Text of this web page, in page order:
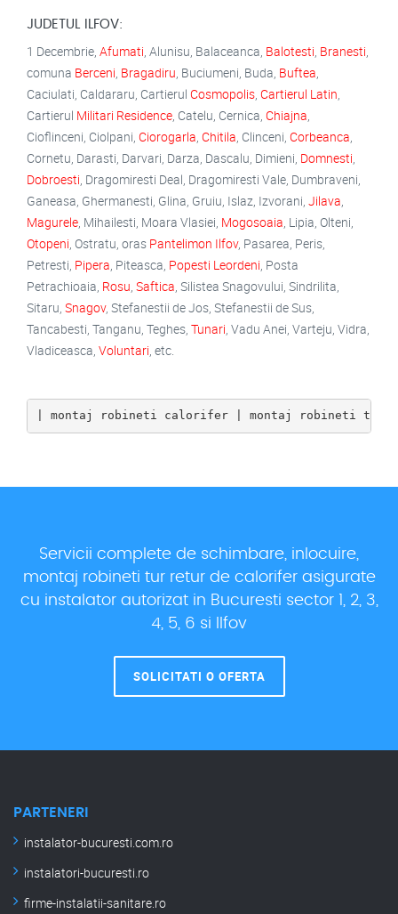
JUDETUL ILFOV:
1 Decembrie, Afumati, Alunisu, Balaceanca, Balotesti, Branesti,
comuna Berceni, Bragadiru, Buciumeni, Buda, Buftea,
Caciulati, Caldararu, Cartierul Cosmopolis, Cartierul Latin,
Cartierul Militari Residence, Catelu, Cernica, Chiajna,
Cioflinceni, Ciolpani, Ciorogarla, Chitila, Clinceni, Corbeanca,
Cornetu, Darasti, Darvari, Darza, Dascalu, Dimieni, Domnesti,
Dobroesti, Dragomiresti Deal, Dragomiresti Vale, Dumbraveni,
Ganeasa, Ghermanesti, Glina, Gruiu, Islaz, Izvorani, Jilava,
Magurele, Mihailesti, Moara Vlasiei, Mogosoaia, Lipia, Olteni,
Otopeni, Ostratu, oras Pantelimon Ilfov, Pasarea, Peris,
Petresti, Pipera, Piteasca, Popesti Leordeni, Posta
Petrachioaia, Rosu, Saftica, Silistea Snagovului, Sindrilita,
Sitaru, Snagov, Stefanestii de Jos, Stefanestii de Sus,
Tancabesti, Tanganu, Teghes, Tunari, Vadu Anei, Varteju, Vidra,
Vladiceasca, Voluntari, etc.
| montaj robineti calorifer | montaj robineti
Servicii complete de schimbare, inlocuire,
montaj robineti tur retur de calorifer asigurate
cu instalator autorizat in Bucuresti sector 1, 2, 3,
4, 5, 6 si Ilfov
SOLICITATI O OFERTA
PARTENERI
instalator-bucuresti.com.ro
instalatori-bucuresti.ro
firme-instalatii-sanitare.ro